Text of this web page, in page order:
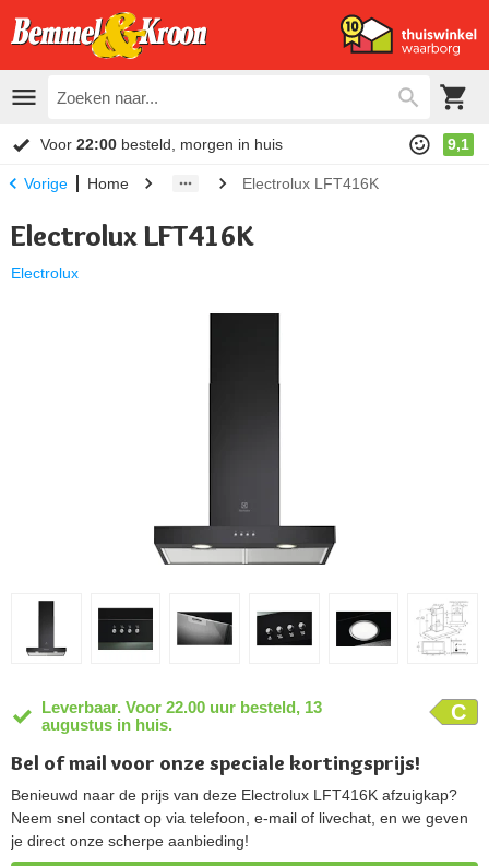
Voor 22:00 besteld, morgen in huis 9,1
Vorige Home Electrolux LFT416K
Electrolux LFT416K
Electrolux
Leverbaar. Voor 22.00 uur besteld, 13
augustus in huis.
C
Bel of mail voor onze speciale kortingsprijs!
Benieuwd naar de prijs van deze Electrolux LFT416K afzuigkap?
Neem snel contact op via telefoon, e-mail of livechat, en we geven
je direct onze scherpe aanbieding!